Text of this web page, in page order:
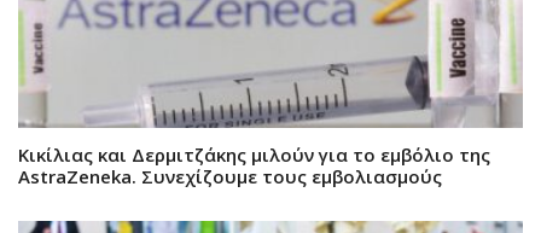
Κικίλιας και Δερμιτζάκης μιλούν για το εμβόλιο της
AstraZeneka. Συνεχίζουμε τους εμβολιασμούς